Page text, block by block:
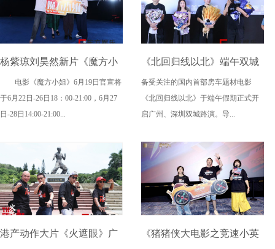
杨紫琼刘昊然新片《魔方小
姐》二轮点映高燃开启 打破
年龄偏见重塑无限可能
电影《魔方小姐》6月19日官宣将
于6月22日-26日18：00-21:00，6月27
日-28日14:00-21:00...
《北回归线以北》端午双城
路演，定档6月26日奔赴山海
备受关注的国内首部房车题材电影
《北回归线以北》于端午假期正式开
启广州、深圳双城路演。导...
港产动作大片《火遮眼》广 《猪猪侠大电影之竞速小英